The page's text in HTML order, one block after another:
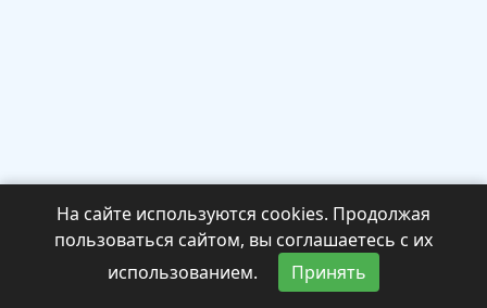
На сайте используются cookies. Продолжая
пользоваться сайтом, вы соглашаетесь с их
использованием.
Принять